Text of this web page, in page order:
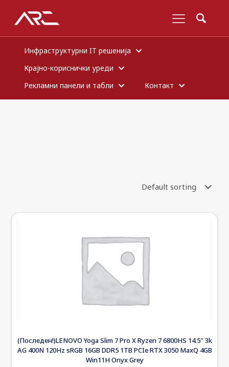
Инфраструктурни IT решенија
Крајно-кориснички уреди
Рекламни панели и табли
Контакт
(Последен!)LENOVO Yoga Slim 7 Pro X Ryzen 7 6800HS 14.5″ 3k
AG 400N 120Hz sRGB 16GB DDR5 1TB PCIe RTX 3050 MaxQ 4GB
Win11H Onyx Grey